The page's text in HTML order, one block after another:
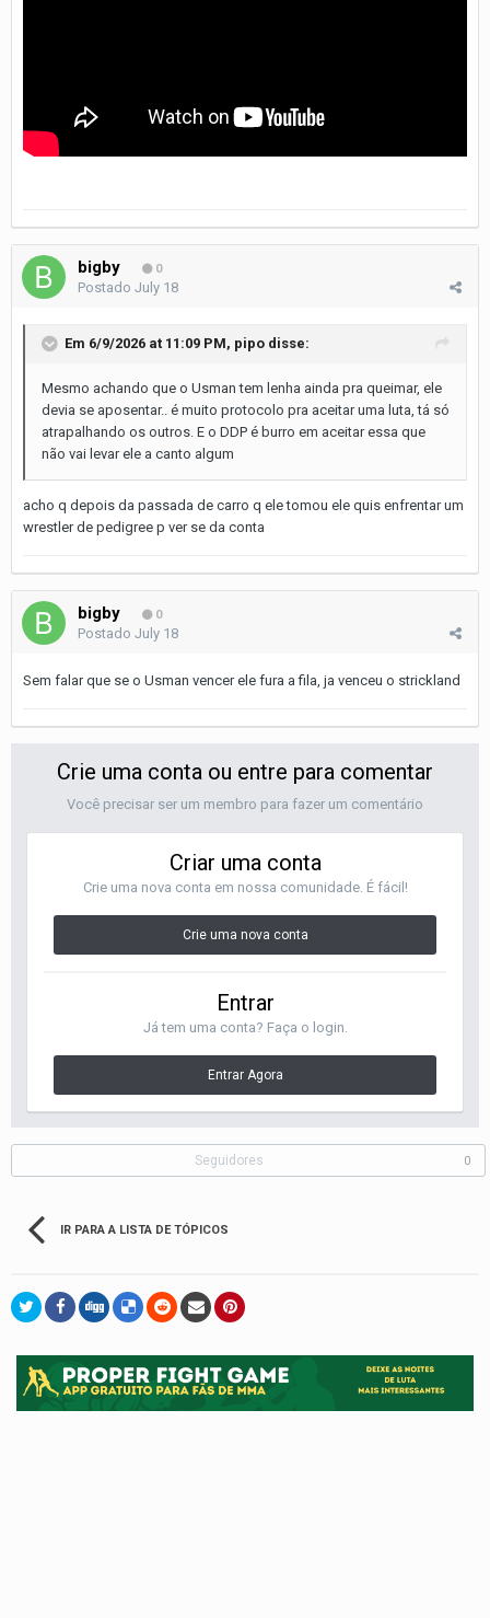
bigby 0
Postado July 18
Em 6/9/2026 at 11:09 PM, pipo disse:
Mesmo achando que o Usman tem lenha ainda pra queimar, ele
devia se aposentar.. é muito protocolo pra aceitar uma luta, tá só
atrapalhando os outros. E o DDP é burro em aceitar essa que
não vai levar ele a canto algum
acho q depois da passada de carro q ele tomou ele quis enfrentar um
wrestler de pedigree p ver se da conta
bigby 0
Postado July 18
Sem falar que se o Usman vencer ele fura a fila, ja venceu o strickland
Crie uma conta ou entre para comentar
Você precisar ser um membro para fazer um comentário
Criar uma conta
Crie uma nova conta em nossa comunidade. É fácil!
Crie uma nova conta
Entrar
Já tem uma conta? Faça o login.
Entrar Agora
Seguidores 0
IR PARA A LISTA DE TÓPICOS